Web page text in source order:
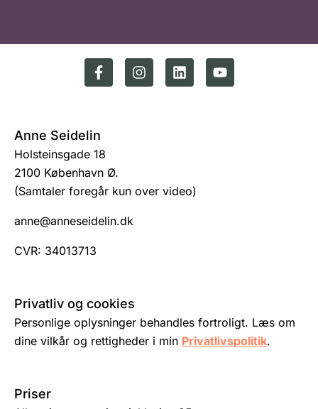
Anne Seidelin
Holsteinsgade 18
2100 København Ø.
(Samtaler foregår kun over video)
anne@anneseidelin.dk
CVR: 34013713
Privatliv og cookies
Personlige oplysninger behandles fortroligt. Læs om
dine vilkår og rettigheder i min Privatlivspolitik.
Priser